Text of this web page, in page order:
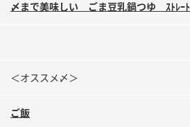
〆まで美味しい ごま豆乳鍋つゆ ｽﾄﾚｰﾄ
＜オススメ〆＞
ご飯